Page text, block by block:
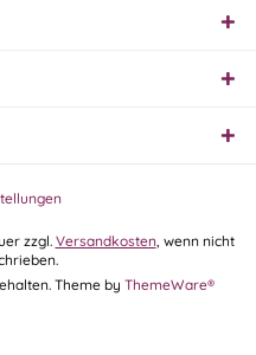
zzgl. Versandkosten, wenn nicht
Theme by ThemeWare®